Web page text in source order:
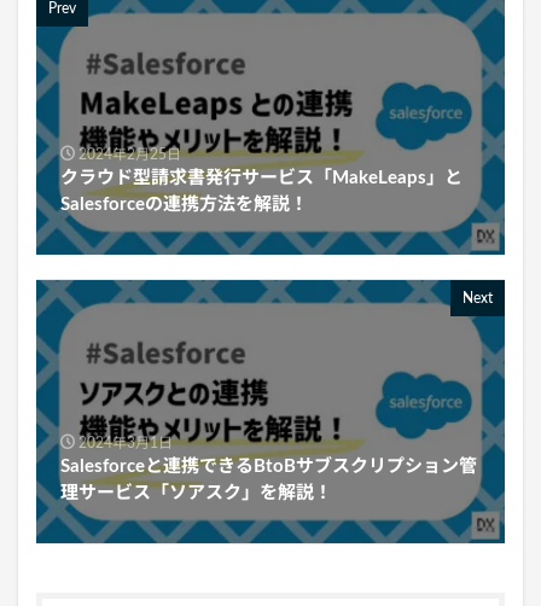
Prev
2024年2月25日
クラウド型請求書発行サービス「MakeLeaps」と
Salesforceの連携方法を解説！
Next
2024年3月1日
Salesforceと連携できるBtoBサブスクリプション管
理サービス「ソアスク」を解説！